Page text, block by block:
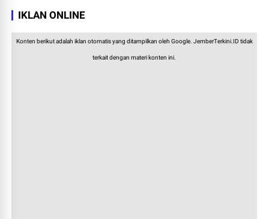
IKLAN ONLINE
Konten berikut adalah iklan otomatis yang ditampilkan oleh Google. JemberTerkini.ID tidak
terkait dengan materi konten ini.